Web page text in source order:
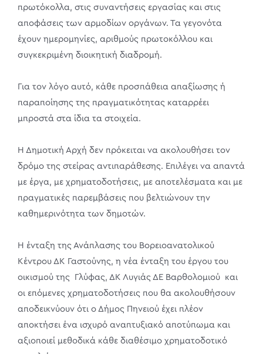
πρωτόκολλα, στις συναντήσεις εργασίας και στις
αποφάσεις των αρμοδίων οργάνων. Τα γεγονότα
έχουν ημερομηνίες, αριθμούς πρωτοκόλλου και
συγκεκριμένη διοικητική διαδρομή.
Για τον λόγο αυτό, κάθε προσπάθεια απαξίωσης ή
παραποίησης της πραγματικότητας καταρρέει
μπροστά στα ίδια τα στοιχεία.
Η Δημοτική Αρχή δεν πρόκειται να ακολουθήσει τον
δρόμο της στείρας αντιπαράθεσης. Επιλέγει να απαντά
με έργα, με χρηματοδοτήσεις, με αποτελέσματα και με
πραγματικές παρεμβάσεις που βελτιώνουν την
καθημερινότητα των δημοτών.
Η ένταξη της Ανάπλασης του Βορειοανατολικού
Κέντρου ΔΚ Γαστούνης, η νέα ένταξη του έργου του
οικισμού της Γλύφας, ΔΚ Λυγιάς ΔΕ Βαρθολομιού και
οι επόμενες χρηματοδοτήσεις που θα ακολουθήσουν
αποδεικνύουν ότι ο Δήμος Πηνειού έχει πλέον
αποκτήσει ένα ισχυρό αναπτυξιακό αποτύπωμα και
αξιοποιεί μεθοδικά κάθε διαθέσιμο χρηματοδοτικό